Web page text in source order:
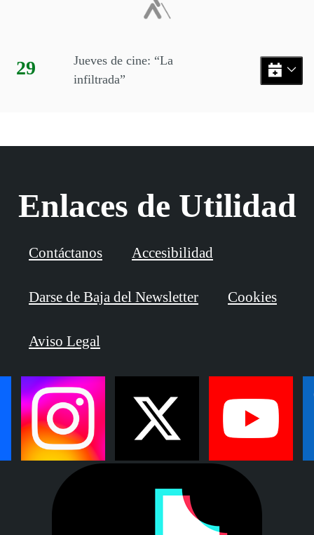
Día:
29
Jueves de cine: “La
infiltrada”
Enlaces de Utilidad
Contáctanos Accesibilidad
Darse de Baja del Newsletter Cookies
Aviso Legal